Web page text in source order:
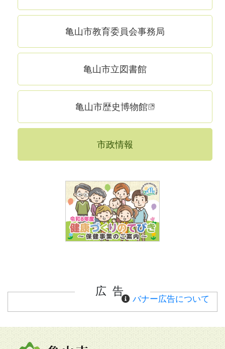
亀山市教育委員会事務局
亀山市立図書館
亀山市歴史博物館
市政情報
広告
バナー広告について